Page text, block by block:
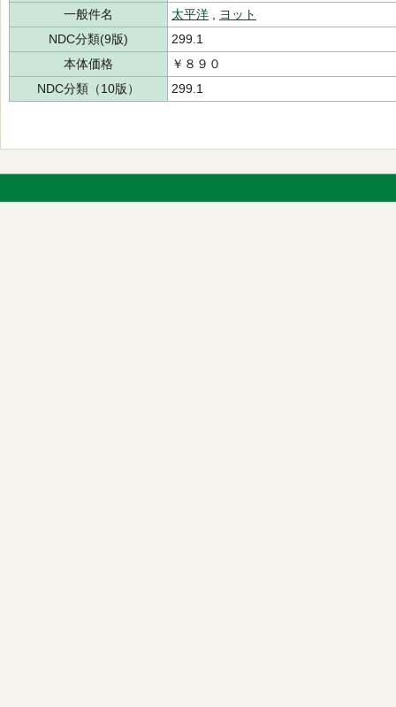
一般件名
太平洋
ヨット
NDC分類(9版)
299.1
本体価格
￥８９０
NDC分類（10版）
299.1